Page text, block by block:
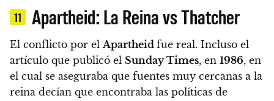
11 Apartheid: La Reina vs Thatcher
El conflicto por elApartheid fue real. Incluso el
artículo que publicó el Sunday Times, en 1986, en
el cual se aseguraba que fuentes muy cercanas a la
reina decían que encontraba las políticas de